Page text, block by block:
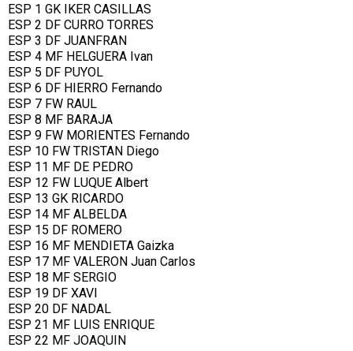
ESP 1 GK IKER CASILLAS
ESP 2 DF CURRO TORRES
ESP 3 DF JUANFRAN
ESP 4 MF HELGUERA Ivan
ESP 5 DF PUYOL
ESP 6 DF HIERRO Fernando
ESP 7 FW RAUL
ESP 8 MF BARAJA
ESP 9 FW MORIENTES Fernando
ESP 10 FW TRISTAN Diego
ESP 11 MF DE PEDRO
ESP 12 FW LUQUE Albert
ESP 13 GK RICARDO
ESP 14 MF ALBELDA
ESP 15 DF ROMERO
ESP 16 MF MENDIETA Gaizka
ESP 17 MF VALERON Juan Carlos
ESP 18 MF SERGIO
ESP 19 DF XAVI
ESP 20 DF NADAL
ESP 21 MF LUIS ENRIQUE
ESP 22 MF JOAQUIN